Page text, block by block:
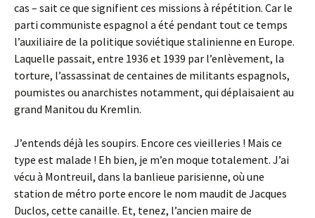
cas – sait ce que signifient ces missions à répétition. Car le
parti communiste espagnol a été pendant tout ce temps
l’auxiliaire de la politique soviétique stalinienne en Europe.
Laquelle passait, entre 1936 et 1939 par l’enlèvement, la
torture, l’assassinat de centaines de militants espagnols,
poumistes ou anarchistes notamment, qui déplaisaient au
grand Manitou du Kremlin.
J’entends déjà les soupirs. Encore ces vieilleries ! Mais ce
type est malade ! Eh bien, je m’en moque totalement. J’ai
vécu à Montreuil, dans la banlieue parisienne, où une
station de métro porte encore le nom maudit de Jacques
Duclos, cette canaille. Et, tenez, l’ancien maire de